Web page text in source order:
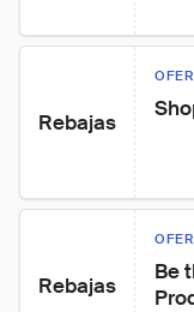
Rebajas
Rebajas
Be